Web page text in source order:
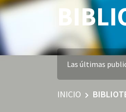
Las últimas
INICIO